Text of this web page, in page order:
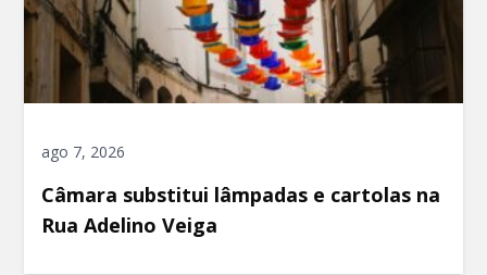
ago 7, 2026
Câmara substitui lâmpadas e cartolas na
Rua Adelino Veiga